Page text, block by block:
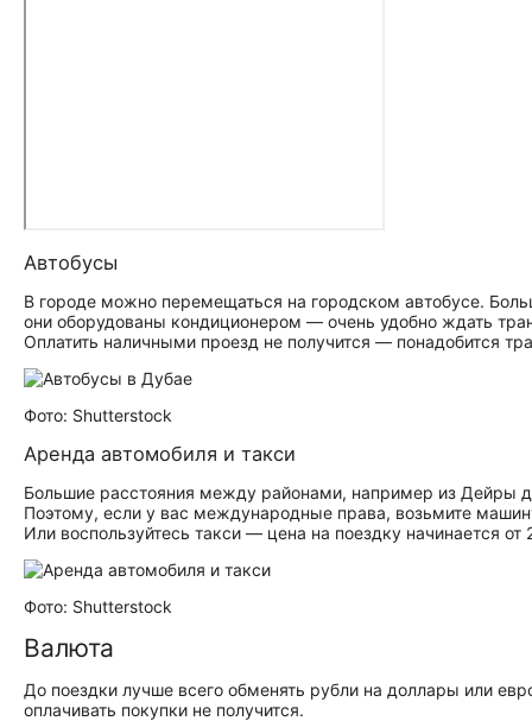
Автобусы
В городе можно перемещаться на городском автобусе.
они оборудованы кондиционером — очень удобно ждать
Оплатить наличными проезд не получится — понадобится
Фото: Shutterstock
Аренда автомобиля и такси
Большие расстояния между районами, например из Дейры
Поэтому, если у вас международные права, возьмите
Или воспользуйтесь такси — цена на поездку начинается
Фото: Shutterstock
Валюта
До поездки лучше всего обменять рубли на доллары или
оплачивать покупки не получится.